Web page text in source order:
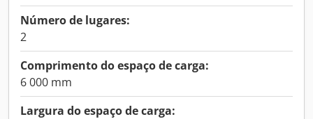
Número de lugares:
2
Comprimento do espaço de carga:
6 000 mm
Largura do espaço de carga: